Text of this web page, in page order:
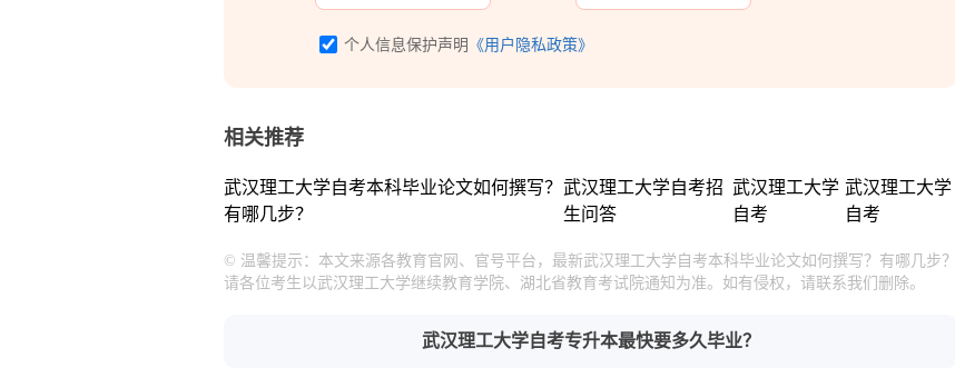
个人信息保护声明 《用户隐私政策》
相关推荐
武汉理工大学自考本科毕业论文如何撰写？
有哪几步？
武汉理工大学自考招
生问答
武汉理工大学
自考
武汉理工大学
自考
© 温馨提示：本文来源各教育官网、官号平台，最新武汉理工大学自考本科毕业论文如何撰写？有哪几步？
请各位考生以武汉理工大学继续教育学院、湖北省教育考试院通知为准。如有侵权，请联系我们删除。
武汉理工大学自考专升本最快要多久毕业？